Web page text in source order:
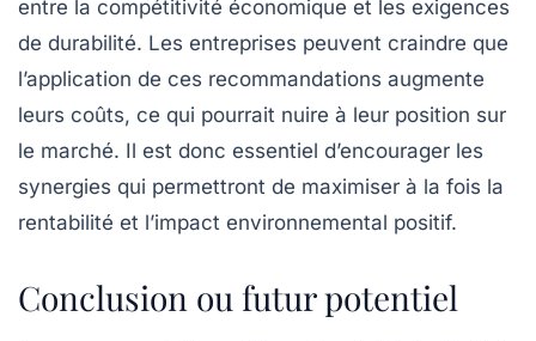
entre la compétitivité économique et les exigences
de durabilité. Les entreprises peuvent craindre que
l’application de ces recommandations augmente
leurs coûts, ce qui pourrait nuire à leur position sur
le marché. Il est donc essentiel d’encourager les
synergies qui permettront de maximiser à la fois la
rentabilité et l’impact environnemental positif.
Conclusion ou futur potentiel